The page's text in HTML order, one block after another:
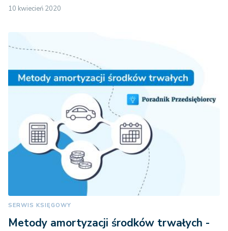
10 kwiecień 2020
SERWIS KSIĘGOWY
Metody amortyzacji środków trwałych -